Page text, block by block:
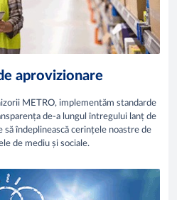
aprovizionare
METRO, implementăm standarde
de-a lungul întregului lanț de
îndeplinească cerințele noastre de
de mediu și sociale.